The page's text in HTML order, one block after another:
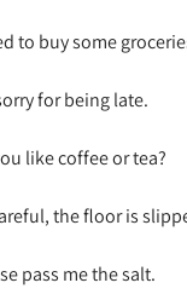
to buy some
for being late.
like coffee or tea?
the floor is
pass me the salt.